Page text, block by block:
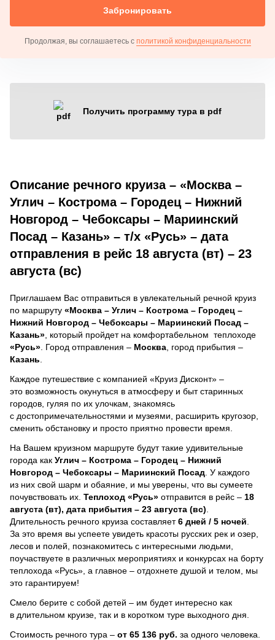
Забронировать
Продолжая, вы соглашаетесь с политикой конфиденциальности
Получить программу тура в pdf
Описание речного круиза – «Москва –
Углич – Кострома – Городец – Нижний
Новгород – Чебоксары – Мариинский
Посад – Казань» – т/х «Русь» – дата
отправления в рейс 18 августа (вт) – 23
августа (вс)
Приглашаем Вас отправиться в увлекательный речной круиз
по маршруту «Москва – Углич – Кострома – Городец –
Нижний Новгород – Чебоксары – Мариинский Посад –
Казань» , который пройдет на комфортабельном теплоходе
«Русь» . Город отправления – Москва , город прибытия –
Казань
Каждое путешествие с компанией «Круиз Дисконт» –
это возможность окунуться в атмосферу и быт старинных
городов, гуляя по их улочкам, знакомясь
с достопримечательностями и музеями, расширить кругозор,
сменить обстановку и просто приятно провести время.
На Вашем круизном маршруте будут такие удивительные
города как Углич – Кострома – Городец – Нижний
Новгород – Чебоксары – Мариинский Посад . У каждого
из них свой шарм и обаяние, и мы уверены, что вы сумеете
почувствовать их. Теплоход «Русь» отправится в рейс – 18
августа (вт), дата прибытия – 23 августа (вс)
Длительность речного круиза составляет6 дней / 5 ночей
За это время вы успеете увидеть красоты русских рек и озер,
лесов и полей, познакомитесь с интересными людьми,
поучаствуете в различных мероприятиях и конкурсах на борту
теплохода «Русь», а главное – отдохнете душой и телом, мы
это гарантируем!
Смело берите с собой детей – им будет интересно как
в длительном круизе, так и в коротком туре выходного дня.
Стоимость речного тура – от 65 136 руб. за одного человека.